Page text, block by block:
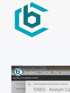
springen